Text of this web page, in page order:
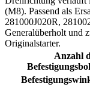
(M8). Passend als
281000J020R,
Generalüberholt und
Originalstarter.
Anzahl